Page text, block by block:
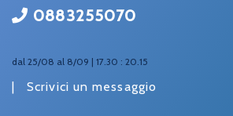
0883255070
dal 25/08 al 8/09 | 17.30 : 20.15
| Scrivici un messaggio